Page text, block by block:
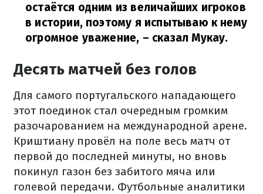
остаётся одним из величайших игроков
в истории, поэтому я испытываю к нему
огромное уважение, – сказал Мукау.
Десять матчей без голов
Для самого португальского нападающего
этот поединок стал очередным громким
разочарованием на международной арене.
Криштиану провёл на поле весь матч от
первой до последней минуты, но вновь
покинул газон без забитого мяча или
голевой передачи. Футбольные аналитики